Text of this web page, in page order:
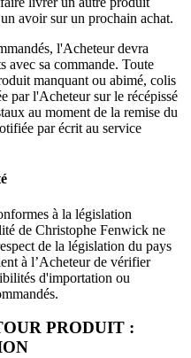
avoir sur un prochain achat.
l'Acheteur devra
avec sa commande. Toute
manquant ou abimé, colis
par l'Acheteur sur le récépissé
au moment de la remise du
par écrit au service
à la législation
de Christophe Fenwick ne
de la législation du pays
à l’Acheteur de vérifier
d'importation ou
PRODUIT :